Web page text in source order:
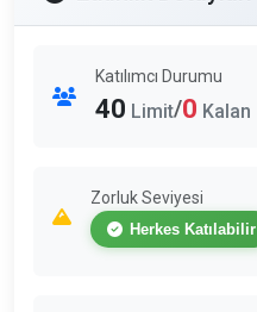
Katılımcı Durumu
40 Limit/0 Kalan
Zorluk Seviyesi
Herkes Katılabilir